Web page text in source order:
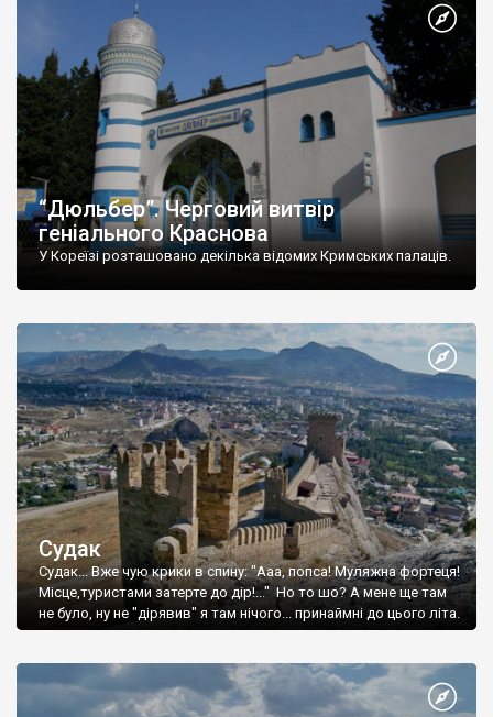
“Дюльбер”. Черговий витвір
геніального Краснова
У Кореїзі розташовано декілька відомих Кримських палаців.
Судак
Судак... Вже чую крики в спину: "Ааа, попса! Муляжна фортеця!
Місце,туристами затерте до дір!..." Но то шо? А мене ще там
не було, ну не "дірявив" я там нічого... принаймні до цього літа.